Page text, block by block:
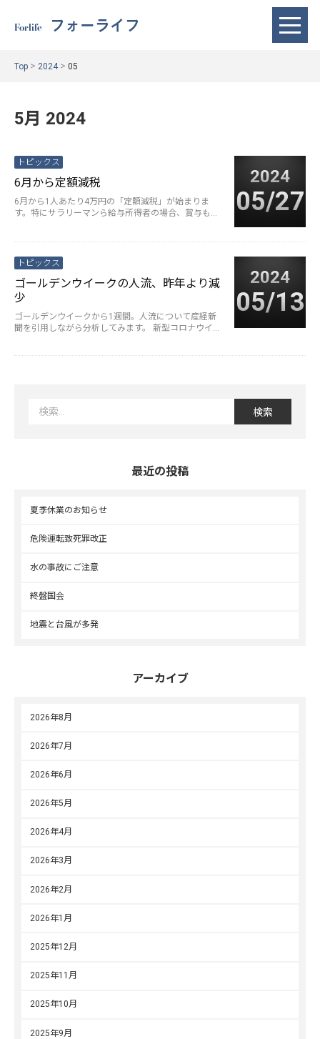
Forlife フォーライフ
Top > 2024> 05
5月 2024
トピックス
6月から定額減税
6月から1人あたり4万円の「定額減税」が始まりま
す。特にサラリーマンら給与所得者の場合、賞与も重
2024
05/27
トピックス
ゴールデンウイークの人流、昨年より減
少
ゴールデンウイークから1週間。人流について産経新
聞を引用しながら分析してみます。 新型コロナウイル
2024
05/13
最近の投稿
夏季休業のお知らせ
危険運転致死罪改正
水の事故にご注意
終盤国会
地震と台風が多発
アーカイブ
2026年8月
2026年7月
2026年6月
2026年5月
2026年4月
2026年3月
2026年2月
2026年1月
2025年12月
2025年11月
2025年10月
2025年9月